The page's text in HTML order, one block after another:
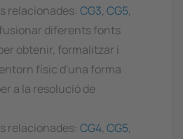
relacionades: CG3, CG5,
diferents fonts
obtenir, formalitzar i
físic d'una forma
a la resolució de
relacionades: CG4, CG5,